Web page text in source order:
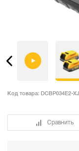
Код товара: DCBP034E2-XJ
Сравнить